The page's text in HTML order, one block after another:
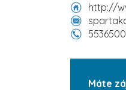
http://
Máte